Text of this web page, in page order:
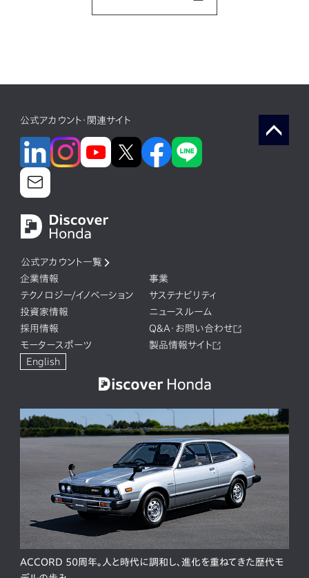
公式アカウント・関連サイト
公式アカウント一覧
企業情報
事業
テクノロジー/イノベーション
サステナビリティ
投資家情報
ニュースルーム
採用情報
Q&A・お問い合わせ
モータースポーツ
製品情報サイト
English
ACCORD 50周年。人と時代に調和し、進化を重ねてきた歴代モ